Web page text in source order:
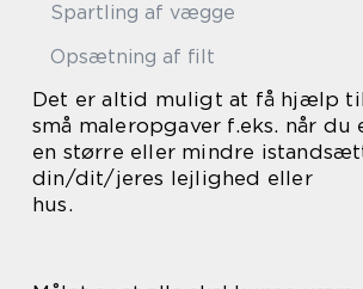
Spartling af vægge
Opsætning af filt
Det er altid muligt at få hjælp
små maleropgaver f.eks. når du
en større eller mindre
din/dit/jeres lejlighed eller
hus.